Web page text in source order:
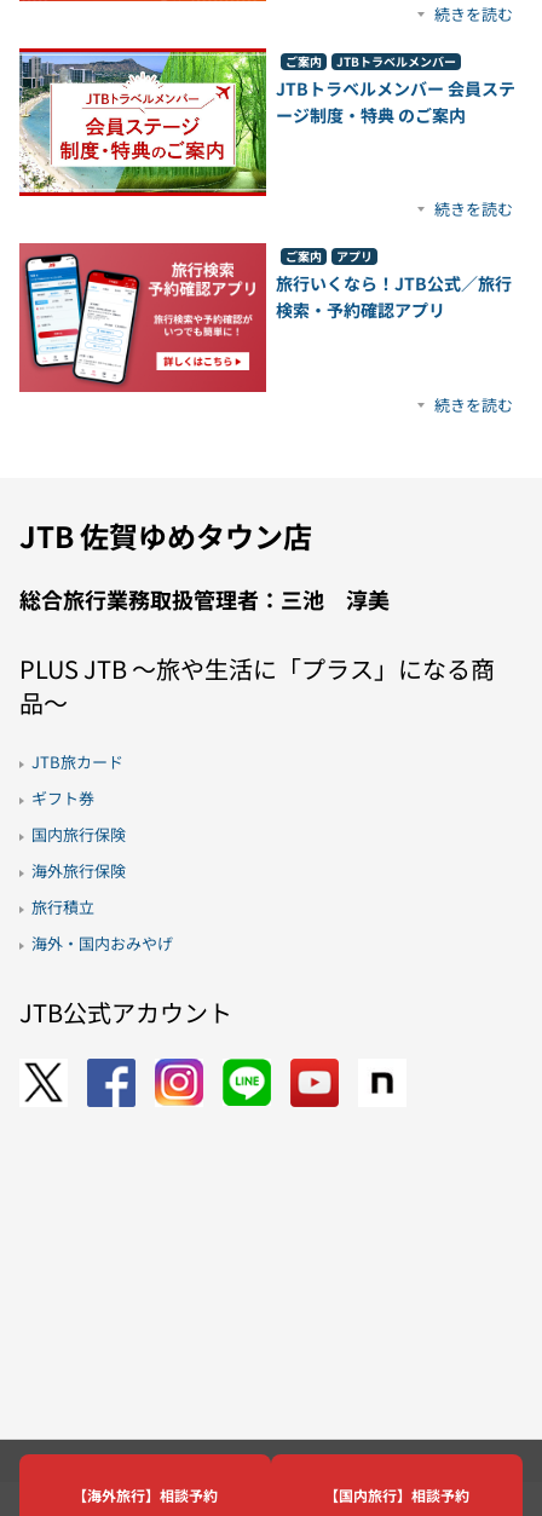
【海外旅行】相談予約 【国内旅行】相談予約
続きを読む
ご案内 JTBトラベルメンバー
JTBトラベルメンバー 会員ステ
ージ制度・特典 のご案内
続きを読む
ご案内 アプリ
旅行いくなら！JTB公式／旅行
検索・予約確認アプリ
続きを読む
JTB 佐賀ゆめタウン店
総合旅行業務取扱管理者：三池 淳美
PLUS JTB 〜旅や生活に「プラス」になる商
品〜
JTB旅カード
ギフト券
国内旅行保険
海外旅行保険
旅行積立
海外・国内おみやげ
JTB公式アカウント